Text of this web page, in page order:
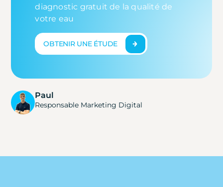
diagnostic gratuit de la qualité de
votre eau
OBTENIR UNE ÉTUDE
Paul
Responsable Marketing Digital